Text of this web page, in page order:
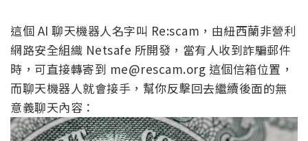
這個 AI 聊天機器人名字叫 Re:scam，由紐西蘭非營利
網路安全組織 Netsafe 所開發，當有人收到詐騙郵件
時，可直接轉寄到 me@rescam.org 這個信箱位置，
而聊天機器人就會接手，幫你反擊回去繼續後面的無
意義聊天內容：